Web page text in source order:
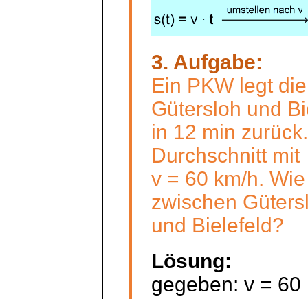
3. Aufgabe:
Ein PKW legt
Gütersloh und
in 12 min
Durchschnitt mit
v = 60 km/h.
zwischen
und Bielefeld?
Lösung:
gegeben: v =